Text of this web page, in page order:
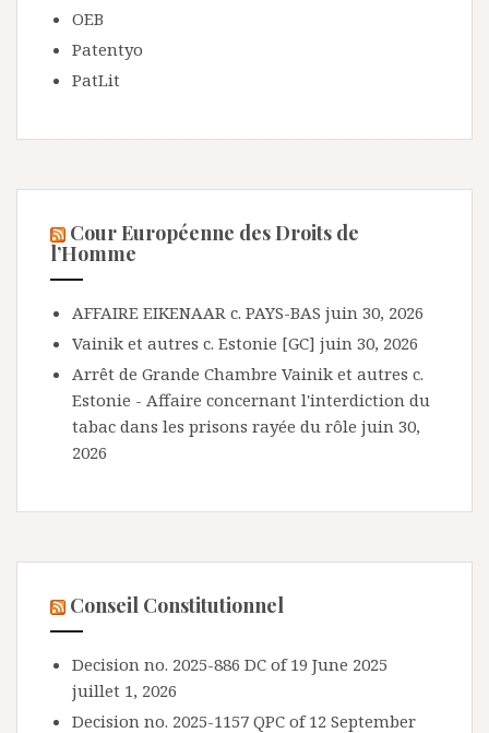
OEB
Patentyo
PatLit
Cour Européenne des Droits de
l’Homme
AFFAIRE EIKENAAR c. PAYS-BAS juin 30, 2026
Vainik et autres c. Estonie [GC] juin 30, 2026
Arrêt de Grande Chambre Vainik et autres c.
Estonie - Affaire concernant l'interdiction du
tabac dans les prisons rayée du rôle juin 30,
2026
Conseil Constitutionnel
Decision no. 2025-886 DC of 19 June 2025
juillet 1, 2026
Decision no. 2025-1157 QPC of 12 September